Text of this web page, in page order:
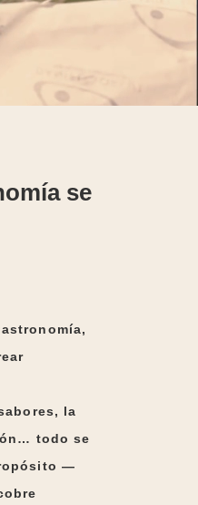
se
la
todo se
—